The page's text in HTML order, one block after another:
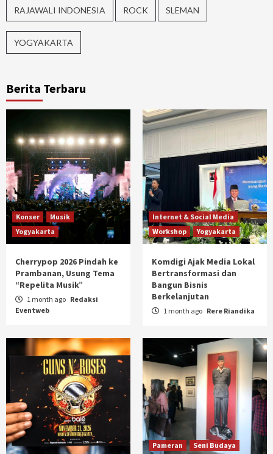
RAJAWALI INDONESIA ROCK SLEMAN
YOGYAKARTA
Berita Terbaru
Konser
Musik
Yogyakarta
Cherrypop 2026 Pindah ke
Prambanan, Usung Tema
“Repelita Musik”
1 month ago Redaksi
Eventweb
Internet & Social Media
Workshop
Yogyakarta
Komdigi Ajak Media Lokal
Bertransformasi dan
Bangun Bisnis
Berkelanjutan
1 month ago Rere Riandika
Pameran
Seni Budaya